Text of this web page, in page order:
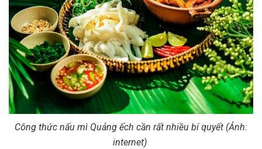
Công thức nấu mì Quảng ếch cần rất nhiều bí quyết (Ảnh:
internet)